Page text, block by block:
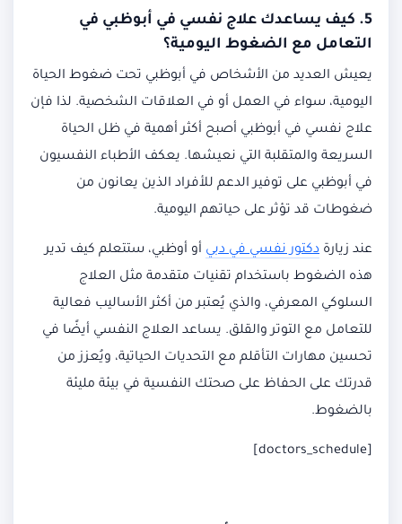
5. كيف يساعدك علاج نفسي في أبوظبي في
التعامل مع الضغوط اليومية؟
يعيش العديد من الأشخاص في أبوظبي تحت ضغوط الحياة
اليومية، سواء في العمل أو في العلاقات الشخصية. لذا فإن
علاج نفسي في أبوظبي أصبح أكثر أهمية في ظل الحياة
السريعة والمتقلبة التي نعيشها. يعكف الأطباء النفسيون
في أبوظبي على توفير الدعم للأفراد الذين يعانون من
ضغوطات قد تؤثر على حياتهم اليومية.
عند زيارة دكتور نفسي في دبي أو أوظبي، ستتعلم كيف تدير
هذه الضغوط باستخدام تقنيات متقدمة مثل العلاج
السلوكي المعرفي، والذي يُعتبر من أكثر الأساليب فعالية
للتعامل مع التوتر والقلق. يساعد العلاج النفسي أيضًا في
تحسين مهارات التأقلم مع التحديات الحياتية، ويُعزز من
قدرتك على الحفاظ على صحتك النفسية في بيئة مليئة
بالضغوط.
[doctors_schedule]